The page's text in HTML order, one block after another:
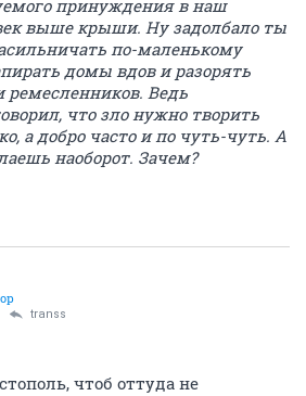
принуждения в наш
выше крыши. Ну задолбало ты
по-маленькому
домы вдов и разорять
ремесленников. Ведь
что зло нужно творить
а добро часто и по чуть-чуть. А
наоборот. Зачем?
transs
чтоб оттуда не